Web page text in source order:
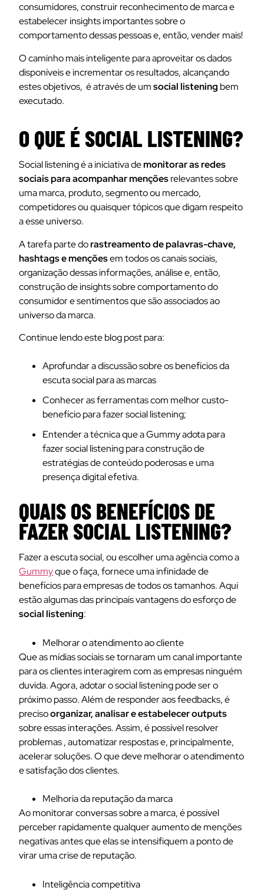
consumidores, construir reconhecimento de marca e
estabelecer insights importantes sobre o
comportamento dessas pessoas e, então, vender mais!
O caminho mais inteligente para aproveitar os dados
disponíveis e incrementar os resultados, alcançando
estes objetivos, é através de umsocial listening bem
executado.
O QUE É SOCIAL LISTENING?
Social listening é a iniciativa demonitorar as redes
sociais para acompanhar mençõesrelevantes sobre
uma marca, produto, segmento ou mercado,
competidores ou quaisquer tópicos que digam respeito
a esse universo.
A tarefa parte dorastreamento de palavras-chave,
hashtags e mençõesem todos os canais sociais,
organização dessas informações, análise e, então,
construção de insights sobre comportamento do
consumidor e sentimentos que são associados ao
universo da marca.
Continue lendo este blog post para:
Aprofundar a discussão sobre os benefícios da
escuta social para as marcas
Conhecer as ferramentas com melhor custo-
benefício para fazer social listening;
Entender a técnica que a Gummy adota para
fazer social listening para construção de
estratégias de conteúdo poderosas e uma
presença digital efetiva.
QUAIS OS BENEFÍCIOS DE
FAZER SOCIAL LISTENING?
Fazer a escuta social, ou escolher uma agência como a
Gummyque o faça, fornece uma infinidade de
benefícios para empresas de todos os tamanhos. Aqui
estão algumas das principais vantagens do esforço de
social listening:
Melhorar o atendimento ao cliente
Que as mídias sociais se tornaram um canal importante
para os clientes interagirem com as empresas ninguém
duvida. Agora, adotar o social listening pode ser o
próximo passo. Além de responder aos feedbacks, é
precisoorganizar, analisar e estabelecer outputs
sobre essas interações. Assim, é possível resolver
problemas , automatizar respostas e, principalmente,
acelerar soluções. O que deve melhorar o atendimento
e satisfação dos clientes.
Melhoria da reputação da marca
Ao monitorar conversas sobre a marca, é possível
perceber rapidamente qualquer aumento de menções
negativas antes que elas se intensifiquem a ponto de
virar uma crise de reputação.
Inteligência competitiva